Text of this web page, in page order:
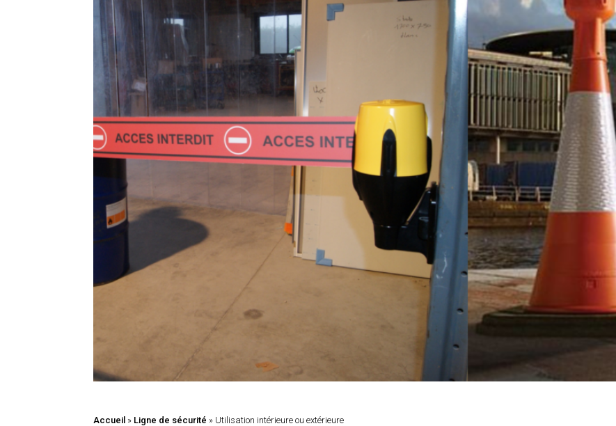
Accueil » Ligne de sécurité » Utilisation intérieure ou extérieure